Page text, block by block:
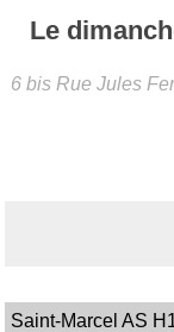
Le
6 bis Rue Jules
Saint-Marcel AS